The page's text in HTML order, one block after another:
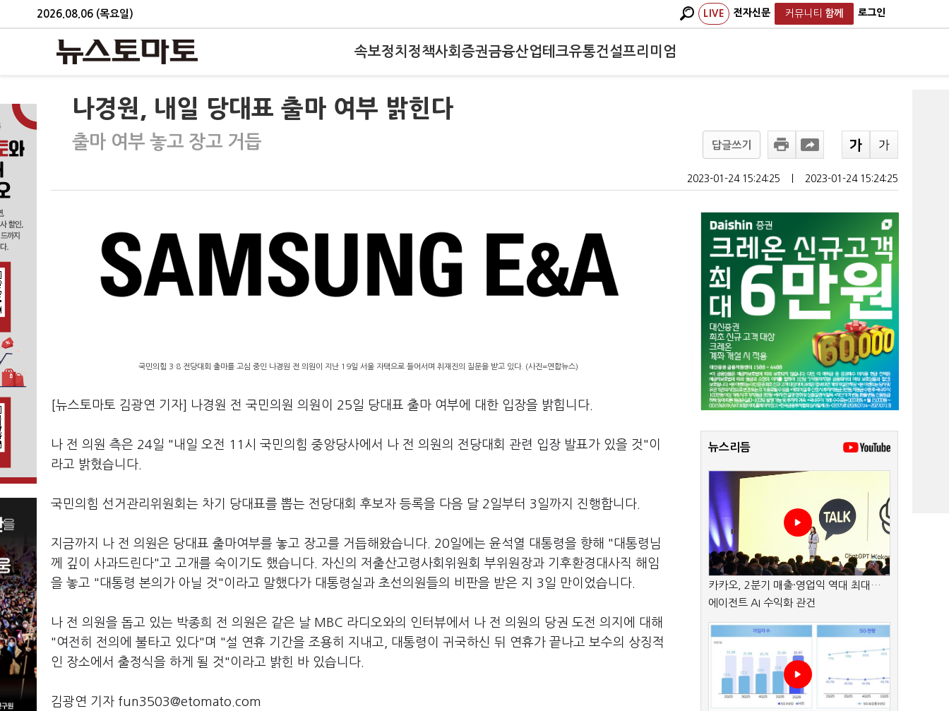
2026.08.06 (목요일) LIVE 전자신문 커뮤니티 함께 로그인
속보정치 정책사회 증권금융산업테크유통건설프리미엄
나경원, 내일 당대표 출마 여부 밝힌다
출마 여부 놓고 장고 거듭 답글쓰기
2023-01-24 15:24:25 2023-01-24 15:24:25
국민의힘 3·8 전당대회 출마를 고심 중인 나경원 전 의원이 지난 19일 서울 자택으로 들어서며 취재진의 질문을 받고 있다. (사진=연합뉴스)
[뉴스토마토 김광연 기자] 나경원 전 국민의원 의원이 25일 당대표 출마 여부에 대한 입장을 밝힙니다.
나 전 의원 측은 24일 "내일 오전 11시 국민의힘 중앙당사에서 나 전 의원의 전당대회 관련 입장 발표가 있을 것"이
라고 밝혔습니다.
국민의힘 선거관리위원회는 차기 당대표를 뽑는 전당대회 후보자 등록을 다음 달 2일부터 3일까지 진행합니다.
지금까지 나 전 의원은 당대표 출마여부를 놓고 장고를 거듭해왔습니다. 20일에는 윤석열 대통령을 향해 "대통령님
께 깊이 사과드린다"고 고개를 숙이기도 했습니다. 자신의 저출산고령사회위원회 부위원장과 기후환경대사직 해임
을 놓고 "대통령 본의가 아닐 것"이라고 말했다가 대통령실과 초선의원들의 비판을 받은 지 3일 만이었습니다.
나 전 의원을 돕고 있는 박종희 전 의원은 같은 날 MBC 라디오와의 인터뷰에서 나 전 의원의 당권 도전 의지에 대해
"여전히 전의에 불타고 있다"며 "설 연휴 기간을 조용히 지내고, 대통령이 귀국하신 뒤 연휴가 끝나고 보수의 상징적
인 장소에서 출정식을 하게 될 것"이라고 밝힌 바 있습니다.
김광연 기자 fun3503@etomato.com
뉴스리듬
카카오, 2분기 매출·영업익 역대 최대…
에이전트 AI 수익화 관건